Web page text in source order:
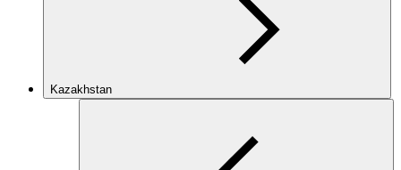
Kazakhstan